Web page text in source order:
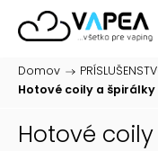
Domov /
Hotové coily a špirálky
Hotové